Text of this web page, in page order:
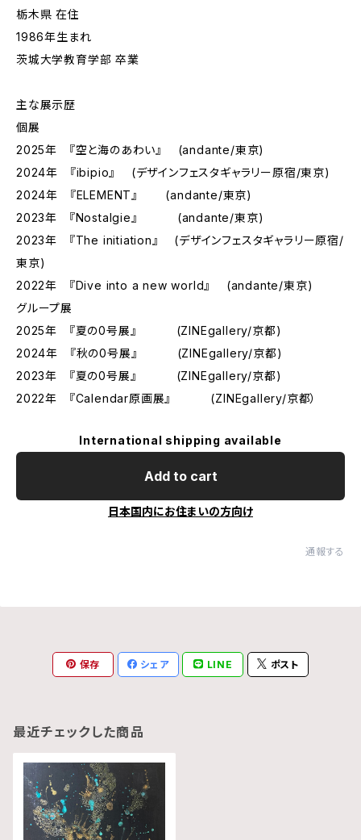
栃木県 在住
1986年生まれ
茨城大学教育学部 卒業
主な展示歴
個展
2025年 『空と海のあわい』 (andante/東京)
2024年 『ibipio』 (デザインフェスタギャラリー原宿/東京)
2024年 『ELEMENT』 (andante/東京)
2023年 『Nostalgie』 (andante/東京)
2023年 『The initiation』 (デザインフェスタギャラリー原宿/
東京)
2022年 『Dive into a new world』 (andante/東京)
グループ展
2025年 『夏の0号展』 (ZINEgallery/京都)
2024年 『秋の0号展』 (ZINEgallery/京都)
2023年 『夏の0号展』 (ZINEgallery/京都)
2022年 『Calendar原画展』 (ZINEgallery/京都）
International shipping available
Add to cart
日本国内にお住まいの方向け
通報する
保存 シェア LINE ポスト
最近チェックした商品